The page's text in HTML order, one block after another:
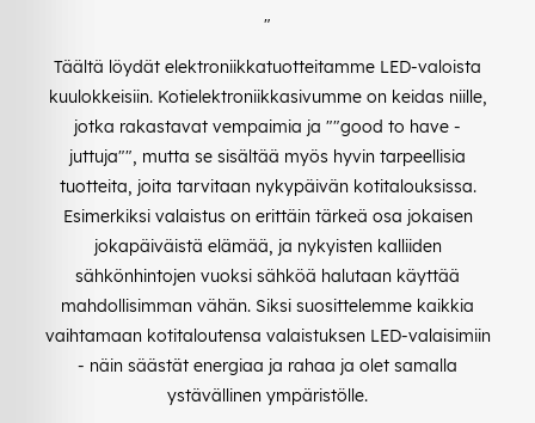
"
Täältä löydät elektroniikkatuotteitamme LED-valoista
kuulokkeisiin. Kotielektroniikkasivumme on keidas niille,
jotka rakastavat vempaimia ja ""good to have -
juttuja"", mutta se sisältää myös hyvin tarpeellisia
tuotteita, joita tarvitaan nykypäivän kotitalouksissa.
Esimerkiksi valaistus on erittäin tärkeä osa jokaisen
jokapäiväistä elämää, ja nykyisten kalliiden
sähkönhintojen vuoksi sähköä halutaan käyttää
mahdollisimman vähän. Siksi suosittelemme kaikkia
vaihtamaan kotitaloutensa valaistuksen LED-valaisimiin
- näin säästät energiaa ja rahaa ja olet samalla
ystävällinen ympäristölle.